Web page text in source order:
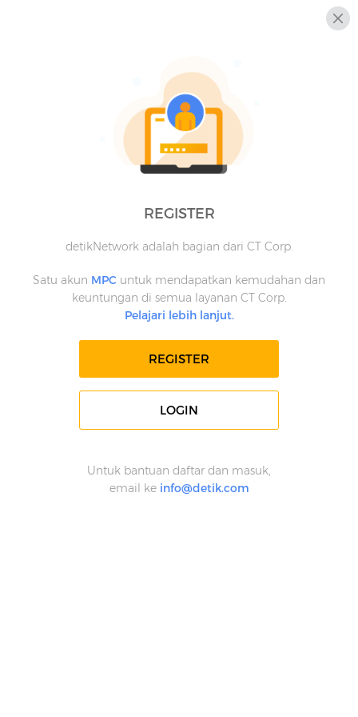
REGISTER
detikNetwork adalah bagian dari CT Corp.
Satu akun MPC untuk mendapatkan kemudahan dan
keuntungan di semua layanan CT Corp.
Pelajari lebih lanjut.
REGISTER
LOGIN
Untuk bantuan daftar dan masuk,
email ke info@detik.com